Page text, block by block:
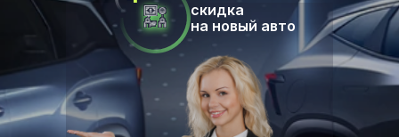
скидка
на новый авто